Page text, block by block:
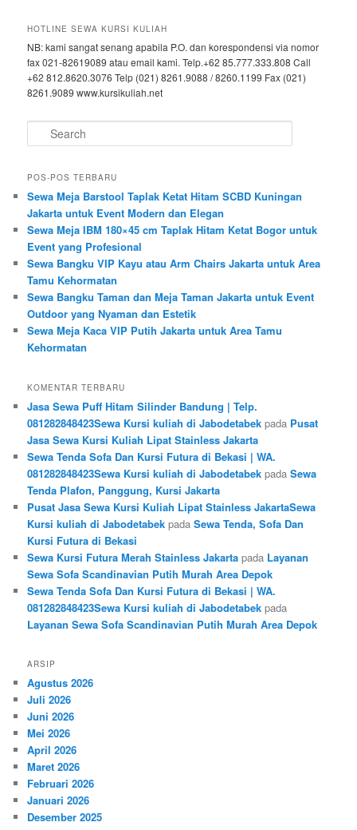
HOTLINE SEWA KURSI KULIAH
NB: kami sangat senang apabila P.O. dan korespondensi via nomor
fax 021-82619089 atau email kami. Telp.+62 85.777.333.808 Call
+62 812.8620.3076 Telp (021) 8261.9088 / 8260.1199 Fax (021)
8261.9089 www.kursikuliah.net
Search
POS-POS TERBARU
Sewa Meja Barstool Taplak Ketat Hitam SCBD Kuningan
Jakarta untuk Event Modern dan Elegan
Sewa Meja IBM 180×45 cm Taplak Hitam Ketat Bogor untuk
Event yang Profesional
Sewa Bangku VIP Kayu atau Arm Chairs Jakarta untuk Area
Tamu Kehormatan
Sewa Bangku Taman dan Meja Taman Jakarta untuk Event
Outdoor yang Nyaman dan Estetik
Sewa Meja Kaca VIP Putih Jakarta untuk Area Tamu
Kehormatan
KOMENTAR TERBARU
Jasa Sewa Puff Hitam Silinder Bandung | Telp.
081282848423Sewa Kursi kuliah di Jabodetabek pada Pusat
Jasa Sewa Kursi Kuliah Lipat Stainless Jakarta
Sewa Tenda Sofa Dan Kursi Futura di Bekasi | WA.
081282848423Sewa Kursi kuliah di Jabodetabek padaSewa
Tenda Plafon, Panggung, Kursi Jakarta
Pusat Jasa Sewa Kursi Kuliah Lipat Stainless JakartaSewa
Kursi kuliah di Jabodetabek padaSewa Tenda, Sofa Dan
Kursi Futura di Bekasi
Sewa Kursi Futura Merah Stainless Jakarta pada Layanan
Sewa Sofa Scandinavian Putih Murah Area Depok
Sewa Tenda Sofa Dan Kursi Futura di Bekasi | WA.
081282848423Sewa Kursi kuliah di Jabodetabek pada
Layanan Sewa Sofa Scandinavian Putih Murah Area Depok
ARSIP
Agustus 2026
Juli 2026
Juni 2026
Mei 2026
April 2026
Maret 2026
Februari 2026
Januari 2026
Desember 2025